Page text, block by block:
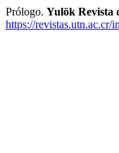
Prólogo. Yulök Revista
https://